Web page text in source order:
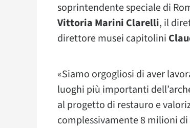
soprintendente speciale di
Vittoria Marini Clarelli, il
direttore musei capitolini
«Siamo orgogliosi di aver
luoghi più importanti
al progetto di restauro e
complessivamente 8 milioni